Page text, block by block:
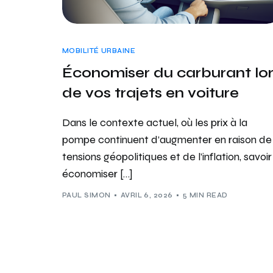
MOBILITÉ URBAINE
Économiser du carburant
de vos trajets en voiture
Dans le contexte actuel, où les prix à la
pompe continuent d’augmenter en raison de
tensions géopolitiques et de l’inflation, savoir
économiser […]
PAUL SIMON AVRIL 6, 2026 5 MIN READ